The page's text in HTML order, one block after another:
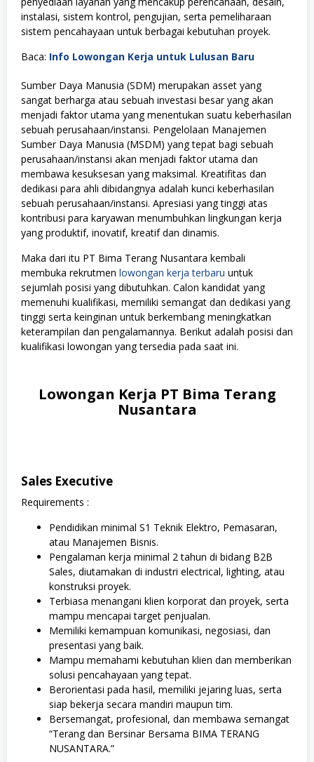
instalasi, sistem kontrol, pengujian, serta pemeliharaan
sistem pencahayaan untuk berbagai kebutuhan proyek.
Baca: Info Lowongan Kerja untuk Lulusan Baru
Sumber Daya Manusia (SDM) merupakan asset yang
sangat berharga atau sebuah investasi besar yang akan
menjadi faktor utama yang menentukan suatu keberhasilan
sebuah perusahaan/instansi. Pengelolaan Manajemen
Sumber Daya Manusia (MSDM) yang tepat bagi sebuah
perusahaan/instansi akan menjadi faktor utama dan
membawa kesuksesan yang maksimal. Kreatifitas dan
dedikasi para ahli dibidangnya adalah kunci keberhasilan
sebuah perusahaan/instansi. Apresiasi yang tinggi atas
kontribusi para karyawan menumbuhkan lingkungan kerja
yang produktif, inovatif, kreatif dan dinamis.
Maka dari itu PT Bima Terang Nusantara kembali
membuka rekrutmen lowongan kerja terbaru untuk
sejumlah posisi yang dibutuhkan. Calon kandidat yang
memenuhi kualifikasi, memiliki semangat dan dedikasi yang
tinggi serta keinginan untuk berkembang meningkatkan
keterampilan dan pengalamannya. Berikut adalah posisi dan
kualifikasi lowongan yang tersedia pada saat ini.
Lowongan Kerja PT Bima Terang
Nusantara
Sales Executive
Requirements :
Pendidikan minimal S1 Teknik Elektro, Pemasaran,
atau Manajemen Bisnis.
Pengalaman kerja minimal 2 tahun di bidang B2B
Sales, diutamakan di industri electrical, lighting, atau
konstruksi proyek.
Terbiasa menangani klien korporat dan proyek, serta
mampu mencapai target penjualan.
Memiliki kemampuan komunikasi, negosiasi, dan
presentasi yang baik.
Mampu memahami kebutuhan klien dan memberikan
solusi pencahayaan yang tepat.
Berorientasi pada hasil, memiliki jejaring luas, serta
siap bekerja secara mandiri maupun tim.
Bersemangat, profesional, dan membawa semangat
“Terang dan Bersinar Bersama BIMA TERANG
NUSANTARA.”